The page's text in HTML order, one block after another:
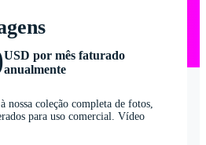
USD por mês faturado
anualmente
nossa coleção completa de fotos,
para uso comercial. Vídeo